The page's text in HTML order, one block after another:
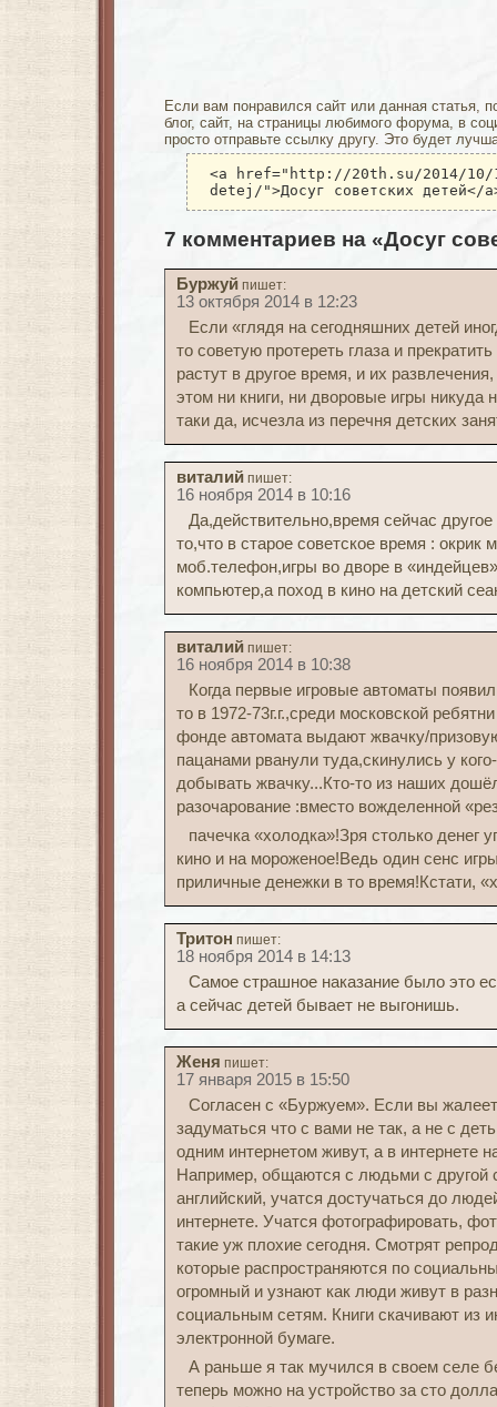
Если вам понравился сайт или данная статья,
блог, сайт, на страницы любимого форума, в
просто отправьте ссылку другу. Это будет
<a href="http://20th.su/2014/10/
detej/">Досуг советских детей</
7 комментариев на «Досуг
Буржуй пишет:
13 октября 2014 в 12:23
Если «глядя на сегодняшних детей
то советую протереть глаза и
растут в другое время, и их
этом ни книги, ни дворовые игры
таки да, исчезла из перечня детских
виталий пишет:
16 ноября 2014 в 10:16
Да,действительно,время сейчас
то,что в старое советское время : окрик
моб.телефон,игры во дворе в
компьютер,а поход в кино на детский
виталий пишет:
16 ноября 2014 в 10:38
Когда первые игровые автоматы
то в 1972-73г.г.,среди московской
фонде автомата выдают жвачку/
пацанами рванули туда,скинулись у
добывать жвачку...Кто-то из наших
разочарование :вместо вожделенной
пачечка «холодка»!Зря столько денег
кино и на мороженое!Ведь один сенс
приличные денежки в то время!Кстати,
Тритон пишет:
18 ноября 2014 в 14:13
Самое страшное наказание было это
а сейчас детей бывает не выгонишь.
Женя пишет:
17 января 2015 в 15:50
Согласен с «Буржуем». Если вы
задуматься что с вами не так, а не с
одним интернетом живут, а в интернете
Например, общаются с людьми с другой
английский, учатся достучаться до
интернете. Учатся фотографировать,
такие уж плохие сегодня. Смотрят
которые распространяются по
огромный и узнают как люди живут в
социальным сетям. Книги скачивают из
электронной бумаге.
А раньше я так мучился в своем селе
теперь можно на устройство за сто